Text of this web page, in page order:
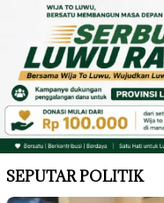
SEPUTAR POLITIK